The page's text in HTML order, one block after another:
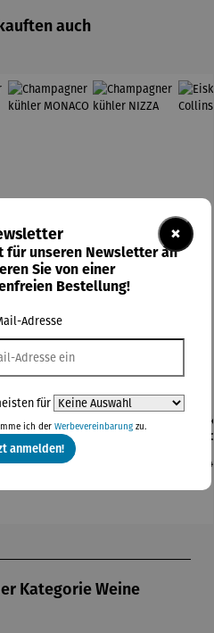
auch
Preis:
Champagn
erkühler
MONACO
Regulärer Preis:
249,00 €
Champagn
erkühler
Kategorie Weine
×
für unseren Newsletter an
Sie von einer
Bestellung!
Adresse
für
ich der Werbevereinbarungzu.
anmelden!